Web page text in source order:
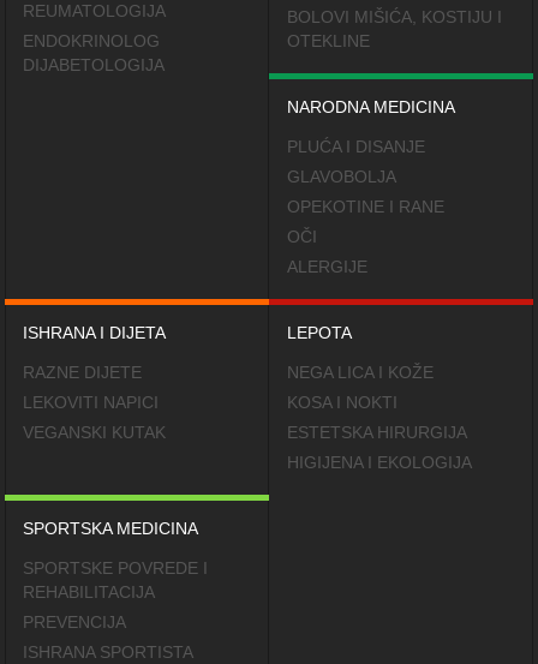
REUMATOLOGIJA
ENDOKRINOLOG
DIJABETOLOGIJA
BOLOVI MIŠIĆA, KOSTIJU I
OTEKLINE
NARODNA MEDICINA
PLUĆA I DISANJE
GLAVOBOLJA
OPEKOTINE I RANE
OČI
ALERGIJE
ISHRANA I DIJETA
RAZNE DIJETE
LEKOVITI NAPICI
VEGANSKI KUTAK
LEPOTA
NEGA LICA I KOŽE
KOSA I NOKTI
ESTETSKA HIRURGIJA
HIGIJENA I EKOLOGIJA
SPORTSKA MEDICINA
SPORTSKE POVREDE I
REHABILITACIJA
PREVENCIJA
ISHRANA SPORTISTA